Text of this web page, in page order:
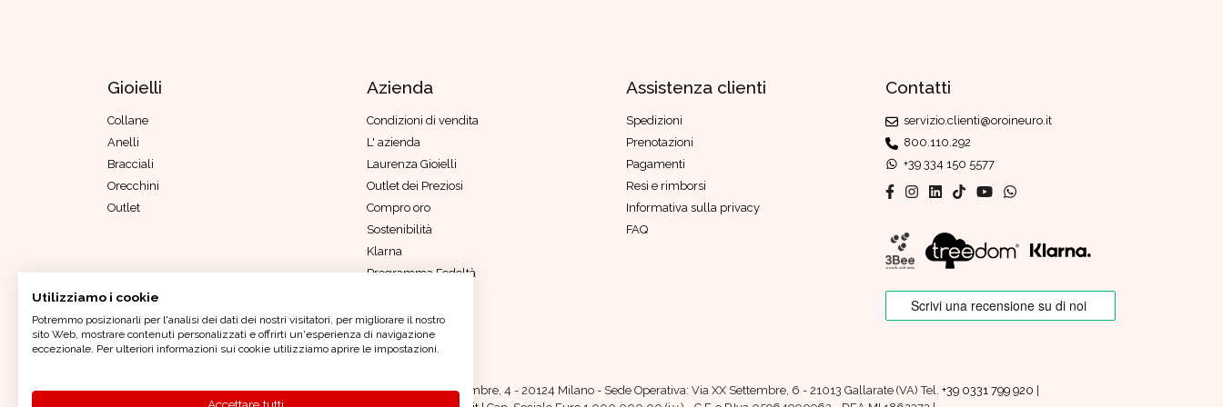
Gioielli
Collane
Anelli
Bracciali
Orecchini
Outlet
Azienda
Condizioni di vendita
L' azienda
Laurenza Gioielli
Outlet dei Preziosi
Compro oro
Sostenibilità
Klarna
Programma Fedeltà
Codice etico
Assistenza clienti
Spedizioni
Prenotazioni
Pagamenti
Resi e rimborsi
Informativa sulla privacy
FAQ
Contatti
servizio.clienti@oroineuro.it
800.110.292
+39 334 150 5577
Oro In Euro Italia S.p.A. - Sede Legale: Piazza IV Novembre, 4 - 20124 Milano - Sede Operativa: Via XX Settembre, 6 - 21013 Gallarate (VA) Tel. +39 0331 799 920
Utilizziamo i cookie
Potremmo posizionarli per l'analisi dei dati dei nostri visitatori, per migliorare il nostro
sito Web, mostrare contenuti personalizzati e offrirti un'esperienza di navigazione
eccezionale. Per ulteriori informazioni sui cookie utilizziamo aprire le impostazioni.